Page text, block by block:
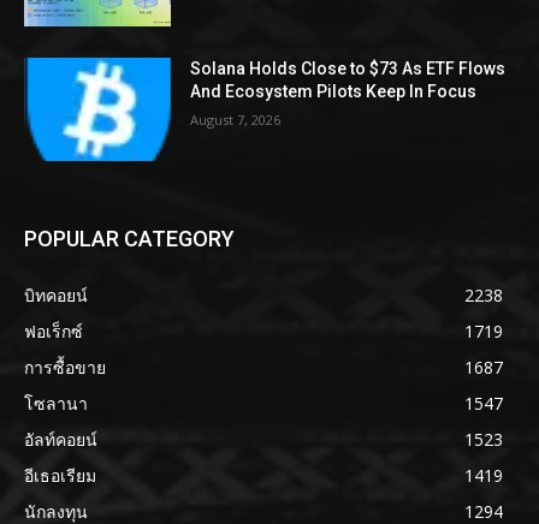
Solana Holds Close to $73 As ETF Flows
And Ecosystem Pilots Keep In Focus
August 7, 2026
POPULAR CATEGORY
บิทคอยน์
2238
ฟอเร็กซ์
1719
การซื้อขาย
1687
โซลานา
1547
อัลท์คอยน์
1523
อีเธอเรียม
1419
นักลงทุน
1294